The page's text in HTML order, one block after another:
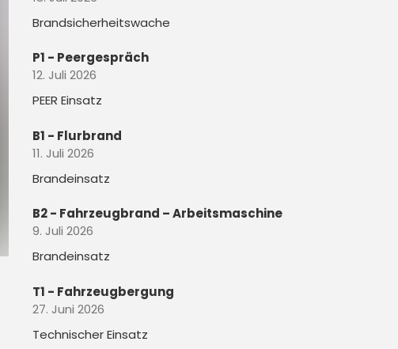
Brandsicherheitswache
P1 - Peergespräch
12. Juli 2026
PEER Einsatz
B1 - Flurbrand
11. Juli 2026
Brandeinsatz
B2 - Fahrzeugbrand – Arbeitsmaschine
9. Juli 2026
Brandeinsatz
T1 - Fahrzeugbergung
27. Juni 2026
Technischer Einsatz